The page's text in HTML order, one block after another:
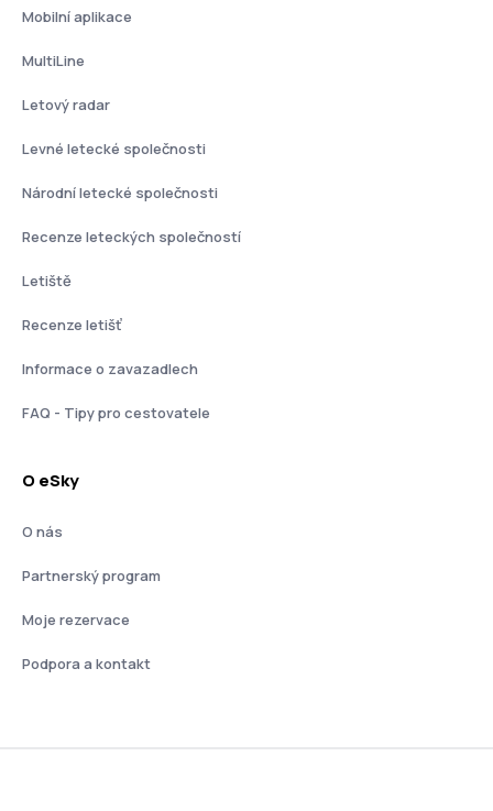
Mobilní aplikace
MultiLine
Letový radar
Levné letecké společnosti
Národní letecké společnosti
Recenze leteckých společností
Letiště
Recenze letišť
Informace o zavazadlech
FAQ - Tipy pro cestovatele
O eSky
O nás
Partnerský program
Moje rezervace
Podpora a kontakt